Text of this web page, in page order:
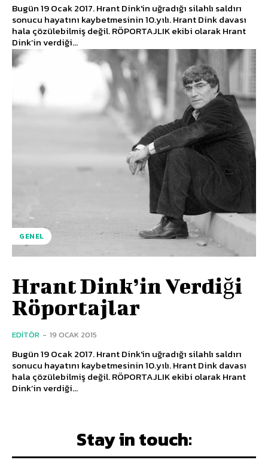
Bugün 19 Ocak 2017. Hrant Dink'in uğradığı silahlı saldırı
sonucu hayatını kaybetmesinin 10.yılı. Hrant Dink davası
hala çözülebilmiş değil. RÖPORTAJLIK ekibi olarak Hrant
Dink’in verdiği...
GENEL
Hrant Dink’in Verdiği
Röportajlar
EDITÖR - 19 OCAK 2015
Bugün 19 Ocak 2017. Hrant Dink'in uğradığı silahlı saldırı
sonucu hayatını kaybetmesinin 10.yılı. Hrant Dink davası
hala çözülebilmiş değil. RÖPORTAJLIK ekibi olarak Hrant
Dink’in verdiği...
Stay in touch: